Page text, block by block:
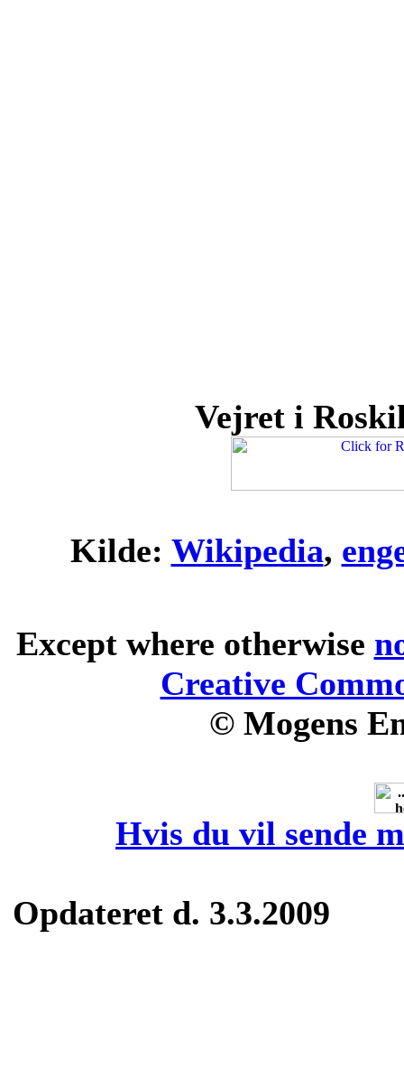
Vejret i
Kilde: Wikipedia,
Except where otherwise
Creative
© Mogens
Hvis du vil sende
Opdateret d. 3.3.2009